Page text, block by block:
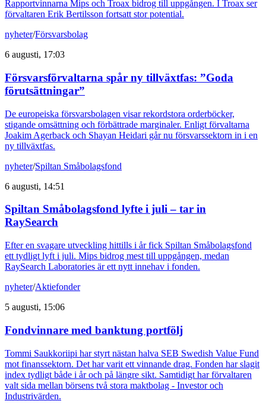
Rapportvinnarna Mips och Troax bidrog till uppgången. I Troax ser
förvaltaren Erik Bertilsson fortsatt stor potential.
nyheter/Försvarsbolag
6 augusti, 17:03
Försvarsförvaltarna spår ny tillväxtfas: ”Goda
förutsättningar”
De europeiska försvarsbolagen visar rekordstora orderböcker,
stigande omsättning och förbättrade marginaler. Enligt förvaltarna
Joakim Agerback och Shayan Heidari går nu försvarssektorn in i en
ny tillväxtfas.
nyheter/Spiltan Småbolagsfond
6 augusti, 14:51
Spiltan Småbolagsfond lyfte i juli – tar in
RaySearch
Efter en svagare utveckling hittills i år fick Spiltan Småbolagsfond
ett tydligt lyft i juli. Mips bidrog mest till uppgången, medan
RaySearch Laboratories är ett nytt innehav i fonden.
nyheter/Aktiefonder
5 augusti, 15:06
Fondvinnare med banktung portfölj
Tommi Saukkoriipi har styrt nästan halva SEB Swedish Value Fund
mot finanssektorn. Det har varit ett vinnande drag. Fonden har slagit
index tydligt både i år och på längre sikt. Samtidigt har förvaltaren
valt sida mellan börsens två stora maktbolag - Investor och
Industrivärden.